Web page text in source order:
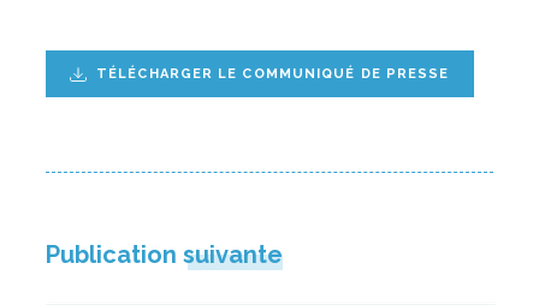
TÉLÉCHARGER LE COMMUNIQUÉ DE PRESSE
Publication suivante